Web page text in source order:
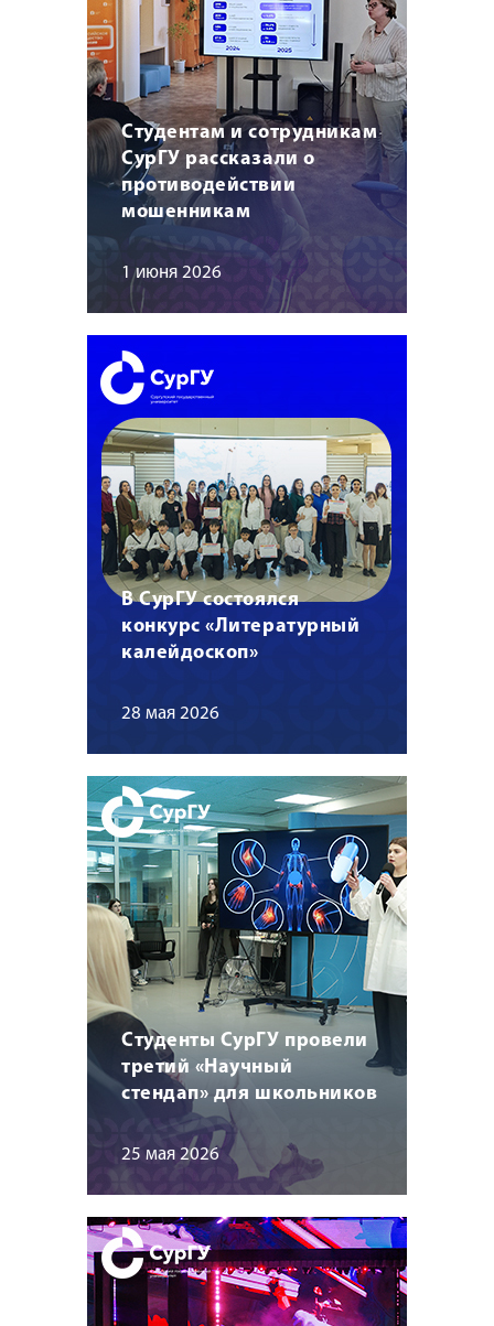
Студентам и сотрудникам
СурГУ рассказали о
противодействии
мошенникам
1 июня 2026
В СурГУ состоялся
конкурс «Литературный
калейдоскоп»
28 мая 2026
Студенты СурГУ провели
третий «Научный
стендап» для школьников
25 мая 2026